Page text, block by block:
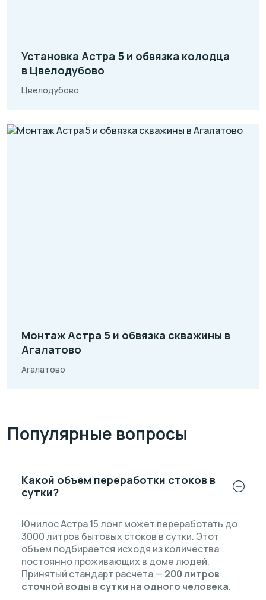
Установка Астра 5 и обвязка колодца
в Цвелодубово
Цвелодубово
Монтаж Астра 5 и обвязка скважины в
Агалатово
Агалатово
Популярные вопросы
Какой объем переработки стоков в
сутки?
Юнилос Астра 15 лонг может переработать до
3000 литров бытовых стоков в сутки. Этот
объем подбирается исходя из количества
постоянно проживающих в доме людей.
Принятый стандарт расчета — 200 литров
сточной воды в сутки на одного человека.